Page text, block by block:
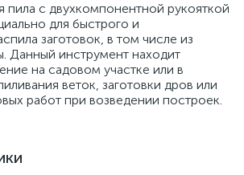
пила с двухкомпонентной рукояткой
для быстрого и
заготовок, в том числе из
Данный инструмент находит
на садовом участке или в
веток, заготовки дров или
работ при возведении построек.